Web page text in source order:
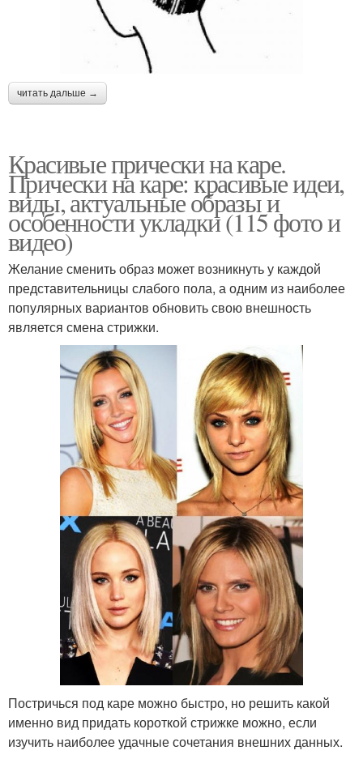
читать дальше →
Красивые прически на каре.
Прически на каре: красивые идеи,
виды, актуальные образы и
особенности укладки (115 фото и
видео)
Желание сменить образ может возникнуть у каждой
представительницы слабого пола, а одним из наиболее
популярных вариантов обновить свою внешность
является смена стрижки.
Постричься под каре можно быстро, но решить какой
именно вид придать короткой стрижке можно, если
изучить наиболее удачные сочетания внешних данных.